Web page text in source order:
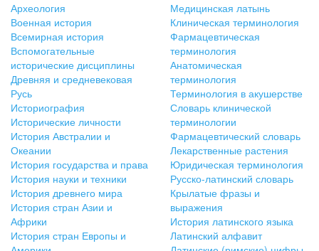
Археология
Военная история
Всемирная история
Вспомогательные
исторические дисциплины
Древняя и средневековая
Русь
Историография
Исторические личности
История Австралии и
Океании
История государства и права
История науки и техники
История древнего мира
История стран Азии и
Африки
История стран Европы и
Медицинская латынь
Клиническая терминология
Фармацевтическая
терминология
Анатомическая
терминология
Терминология в акушерстве
Словарь клинической
терминологии
Фармацевтический словарь
Лекарственные растения
Юридическая терминология
Русско-латинский словарь
Крылатые фразы и
выражения
История латинского языка
Латинский алфавит